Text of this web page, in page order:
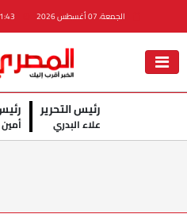
الجمعة، 07 أغسطس 2026
رئيس التحرير
علاء البدري